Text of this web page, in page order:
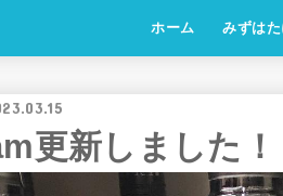
ホーム みずは
更新しました！